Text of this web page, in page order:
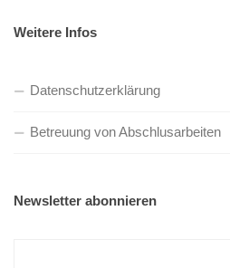
Weitere Infos
Datenschutzerklärung
Betreuung von Abschlusarbeiten
Newsletter abonnieren